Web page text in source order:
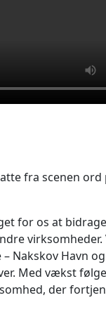
fra scenen ord
for os at
virksomheder.
Nakskov Havn
Med vækst
der